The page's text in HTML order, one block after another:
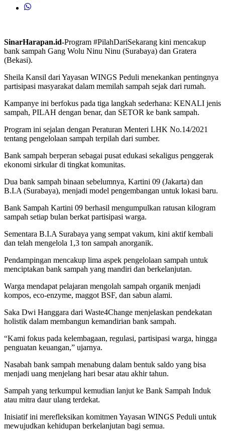
SinarHarapan.id-Program #PilahDariSekarang kini mencakup
bank sampah Gang Wolu Ninu Ninu (Surabaya) dan Gratera
(Bekasi).
Sheila Kansil dari Yayasan WINGS Peduli menekankan pentingnya
partisipasi masyarakat dalam memilah sampah sejak dari rumah.
Kampanye ini berfokus pada tiga langkah sederhana: KENALI jenis
sampah, PILAH dengan benar, dan SETOR ke bank sampah.
Program ini sejalan dengan Peraturan Menteri LHK No.14/2021
tentang pengelolaan sampah terpilah dari sumber.
Bank sampah berperan sebagai pusat edukasi sekaligus penggerak
ekonomi sirkular di tingkat komunitas.
Dua bank sampah binaan sebelumnya, Kartini 09 (Jakarta) dan
B.I.A (Surabaya), menjadi model pengembangan untuk lokasi baru.
Bank Sampah Kartini 09 berhasil mengumpulkan ratusan kilogram
sampah setiap bulan berkat partisipasi warga.
Sementara B.I.A Surabaya yang sempat vakum, kini aktif kembali
dan telah mengelola 1,3 ton sampah anorganik.
Pendampingan mencakup lima aspek pengelolaan sampah untuk
menciptakan bank sampah yang mandiri dan berkelanjutan.
Warga mendapat pelajaran mengolah sampah organik menjadi
kompos, eco-enzyme, maggot BSF, dan sabun alami.
Saka Dwi Hanggara dari Waste4Change menjelaskan pendekatan
holistik dalam membangun kemandirian bank sampah.
“Kami fokus pada kelembagaan, regulasi, partisipasi warga, hingga
penguatan keuangan,” ujarnya.
Nasabah bank sampah menabung dalam bentuk saldo yang bisa
menjadi uang menjelang hari besar atau akhir tahun.
Sampah yang terkumpul kemudian lanjut ke Bank Sampah Induk
atau mitra daur ulang terdekat.
Inisiatif ini merefleksikan komitmen Yayasan WINGS Peduli untuk
mewujudkan kehidupan berkelanjutan bagi semua.